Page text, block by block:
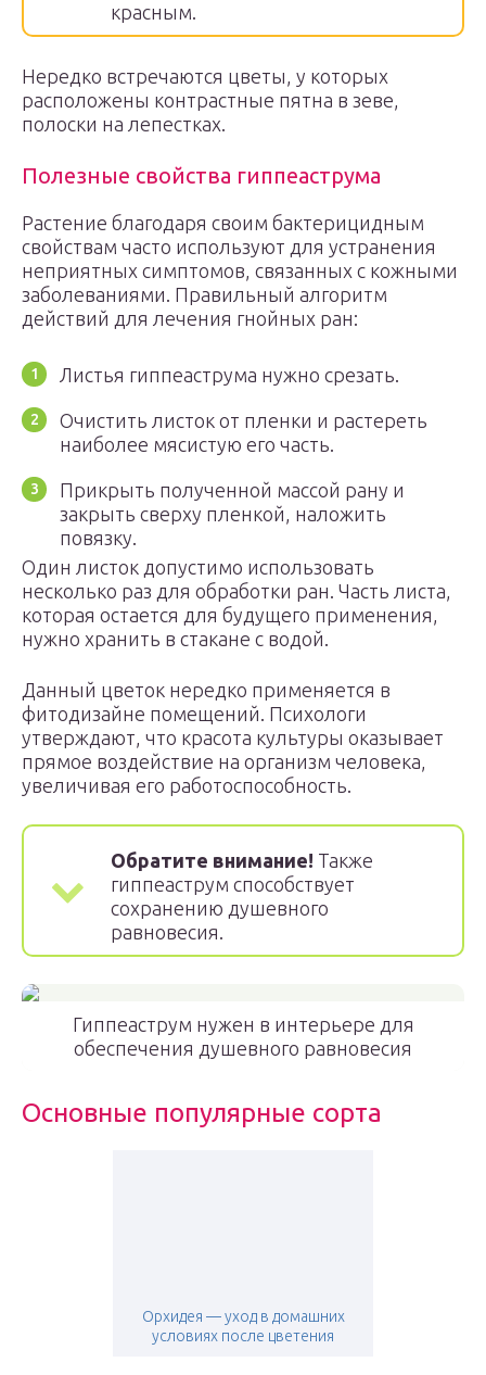
красным.
Нередко встречаются цветы, у которых
расположены контрастные пятна в зеве,
полоски на лепестках.
Полезные свойства гиппеаструма
Растение благодаря своим бактерицидным
свойствам часто используют для устранения
неприятных симптомов, связанных с кожными
заболеваниями. Правильный алгоритм
действий для лечения гнойных ран:
Листья гиппеаструма нужно срезать.
Очистить листок от пленки и растереть
наиболее мясистую его часть.
Прикрыть полученной массой рану и
закрыть сверху пленкой, наложить
повязку.
Один листок допустимо использовать
несколько раз для обработки ран. Часть листа,
которая остается для будущего применения,
нужно хранить в стакане с водой.
Данный цветок нередко применяется в
фитодизайне помещений. Психологи
утверждают, что красота культуры оказывает
прямое воздействие на организм человека,
увеличивая его работоспособность.
Обратите внимание! Также
гиппеаструм способствует
сохранению душевного
равновесия.
Гиппеаструм нужен в интерьере для
обеспечения душевного равновесия
Основные популярные сорта
Орхидея — уход в домашних
условиях после цветения